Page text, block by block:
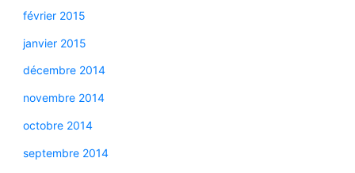
février 2015
janvier 2015
décembre 2014
novembre 2014
octobre 2014
septembre 2014